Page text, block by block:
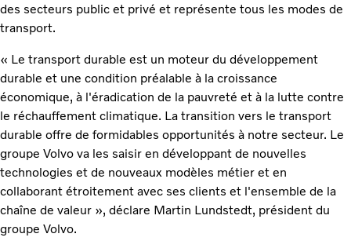
des secteurs public et privé et représente tous les modes de
transport.
« Le transport durable est un moteur du développement
durable et une condition préalable à la croissance
économique, à l'éradication de la pauvreté et à la lutte contre
le réchauffement climatique. La transition vers le transport
durable offre de formidables opportunités à notre secteur. Le
groupe Volvo va les saisir en développant de nouvelles
technologies et de nouveaux modèles métier et en
collaborant étroitement avec ses clients et l'ensemble de la
chaîne de valeur », déclare Martin Lundstedt, président du
groupe Volvo.